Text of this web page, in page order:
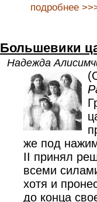
подробнее
Большевики
Надежда
же под
II принял
всеми
хотя и
до конца